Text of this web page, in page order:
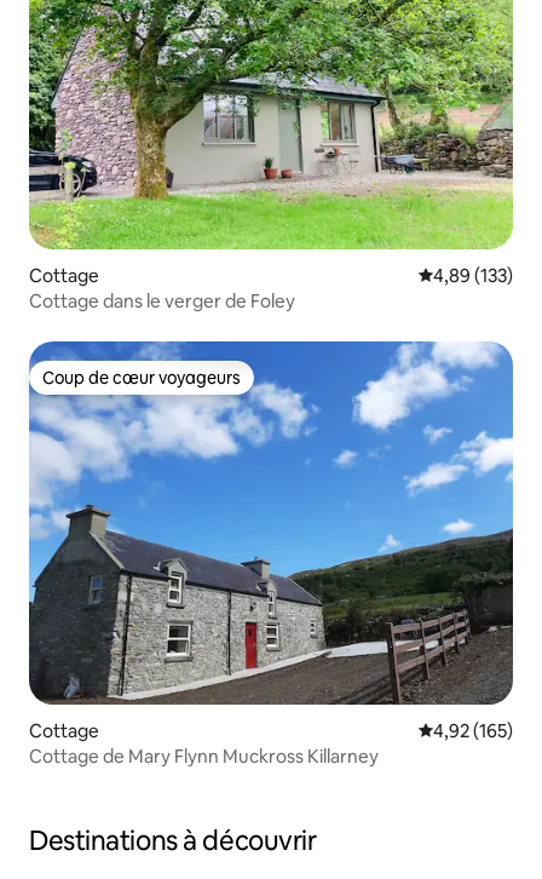
Cottage Évaluation
4,89 (133)
Cottage dans le verger de Foley
Coup de cœur voyageurs
Coup de cœur voyageurs
Cottage Évaluation
4,92 (165)
Cottage de Mary Flynn Muckross Killarney
Destinations à découvrir